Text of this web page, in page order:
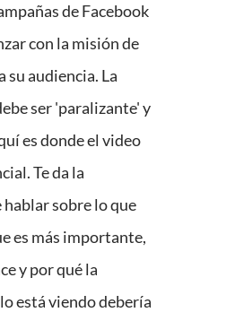
de Facebook
con la misión de
su audiencia. La
ser 'paralizante' y
es donde el video
Te da la
hablar sobre lo que
es más importante,
y por qué la
está viendo debería